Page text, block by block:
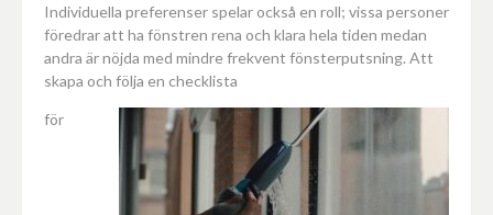
Individuella preferenser spelar också en roll; vissa personer
föredrar att ha fönstren rena och klara hela tiden medan
andra är nöjda med mindre frekvent fönsterputsning. Att
skapa och följa en checklista
för